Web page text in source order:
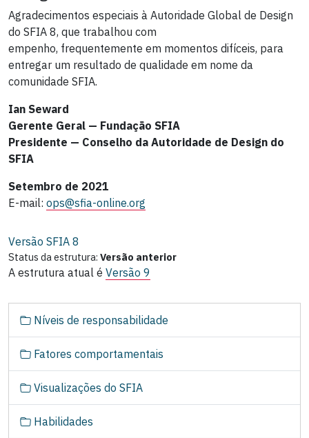
Agradecimentos especiais à Autoridade Global de Design
do SFIA 8, que trabalhou com
empenho, frequentemente em momentos difíceis, para
entregar um resultado de qualidade em nome da
comunidade SFIA.
Ian Seward
Gerente Geral — Fundação SFIA
Presidente — Conselho da Autoridade de Design do
SFIA
Setembro de 2021
E-mail: ops@sfia-online.org
Versão SFIA 8
Status da estrutura: Versão anterior
A estrutura atual é Versão 9
Níveis de responsabilidade
Fatores comportamentais
Visualizações do SFIA
Habilidades